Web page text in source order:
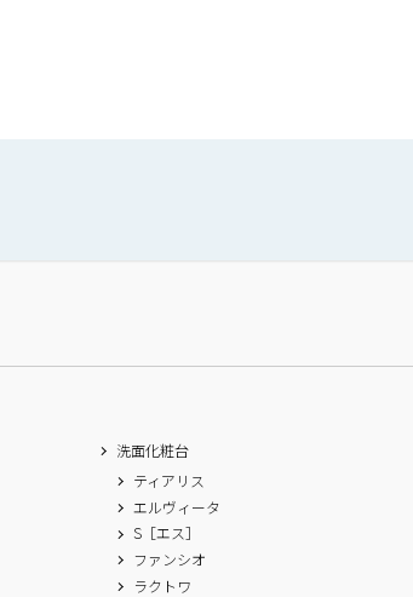
洗面化粧台
ティアリス
エルヴィータ
S［エス］
ファンシオ
ラクトワ